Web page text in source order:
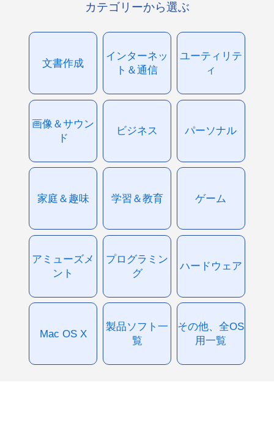
カテゴリーから選ぶ
文書作成
インターネッ
ト＆通信
ユーティリテ
ィ
画像＆サウン
ド
ビジネス パーソナル
家庭＆趣味 学習＆教育 ゲーム
アミューズメ
ント
プログラミン
グ
ハードウェア
Mac OS X
製品ソフト一
覧
その他、全OS
用一覧